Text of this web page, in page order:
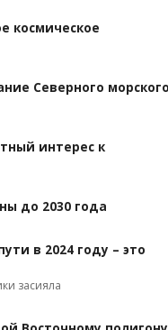
космическое
Северного
интерес к
до 2030 года
в 2024 году – это
засияла